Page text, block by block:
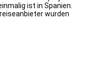
ist in Spanien.
wurden